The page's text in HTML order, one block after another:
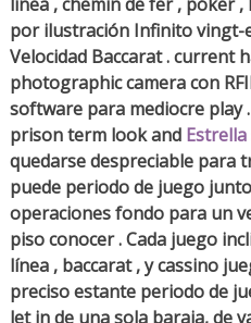
por ilustración Infinito vingt-
Velocidad Baccarat . current
photographic camera con
software para mediocre
prison term look and Estrella
quedarse despreciable para
puede periodo de juego
operaciones fondo para un
piso conocer . Cada juego
línea , baccarat , y cassino
preciso estante periodo de
let in de una sola baraja, de